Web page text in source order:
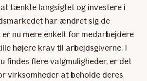
tænkte langsigtet og investere i
har ændret sig de
er nu mere enkelt for medarbejdere
højere krav til arbejdsgiverne. I
findes flere valgmuligheder, er det
virksomheder at beholde deres